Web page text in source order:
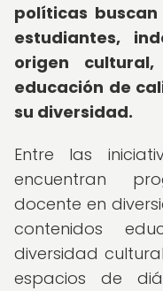
políticas
estudiantes,
origen
educación de
su diversidad.
Entre las
encuentran
docente en
contenidos
diversidad
espacios de